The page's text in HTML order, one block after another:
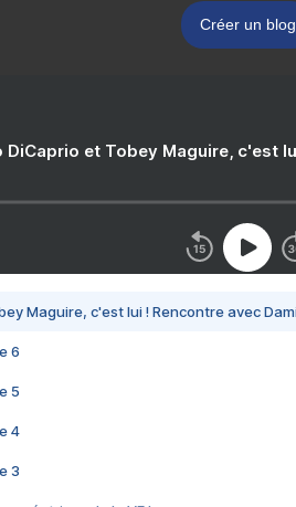
Créer un blog
DiCaprio et Tobey Maguire, c'est
Maguire, c'est lui ! Rencontre avec
6
5
4
3